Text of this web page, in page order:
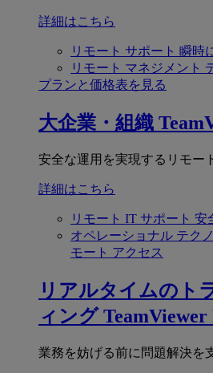
詳細はこちら
リモート サポート 瞬時
リモート マネジメント
プランと価格表を見る
大企業・組織
安全な運用を実現するリモー
詳細はこちら
リモート IT サポート 安
オペレーショナル テク
モート アクセス
リアルタイムのト
ィング TeamViewer
業務を妨げる前に問題解決を